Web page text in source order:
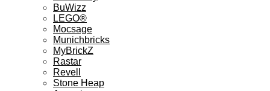
BuWizz
LEGO®
Mocsage
Munichbricks
MyBrickZ
Rastar
Revell
Stone Heap